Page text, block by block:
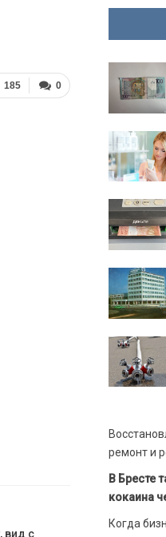
0
185
вид с
ремонт и
В Бресте
кокаина
Когда